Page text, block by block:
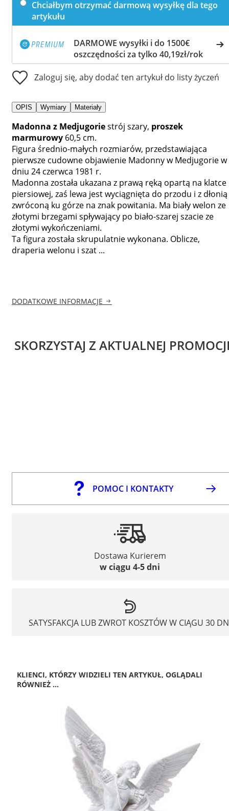
Chciałbym otrzymać darmową wysyłkę dla tego
artykułu
DARMOWE wysyłki i do 1500€
oszczędności za tylko 40,19zł/rok
Zaloguj się, aby dodać ten artykuł do listy życzeń
OPIS Wymiary Materiały
Madonna z Medjugoriestrój szary, proszek
marmurowy 60,5 cm.
Figura średnio-małych rozmiarów, przedstawiająca
pierwsze cudowne objawienie Madonny w Medjugorie w
dniu 24 czerwca 1981 r.
Madonna została ukazana z prawą ręką opartą na klatce
piersiowej, zaś lewa jest wyciągnięta do przodu i z dłonią
zwróconą ku górze na znak powitania. Ma biały welon ze
złotymi brzegami spływający po biało-szarej szacie ze
złotymi wykończeniami.
Ta figura została skrupulatnie wykonana. Oblicze,
draperia welonu i szat ...
DODATKOWE INFORMACJE
SKORZYSTAJ Z AKTUALNEJ
POMOC I KONTAKTY
Dostawa Kurierem
w ciągu 4-5 dni
SATYSFAKCJA LUB ZWROT KOSZTÓW W CIĄGU 30
KLIENCI, KTÓRZY WIDZIELI TEN ARTYKUŁ, OGLĄDALI
RÓWNIEŻ ...